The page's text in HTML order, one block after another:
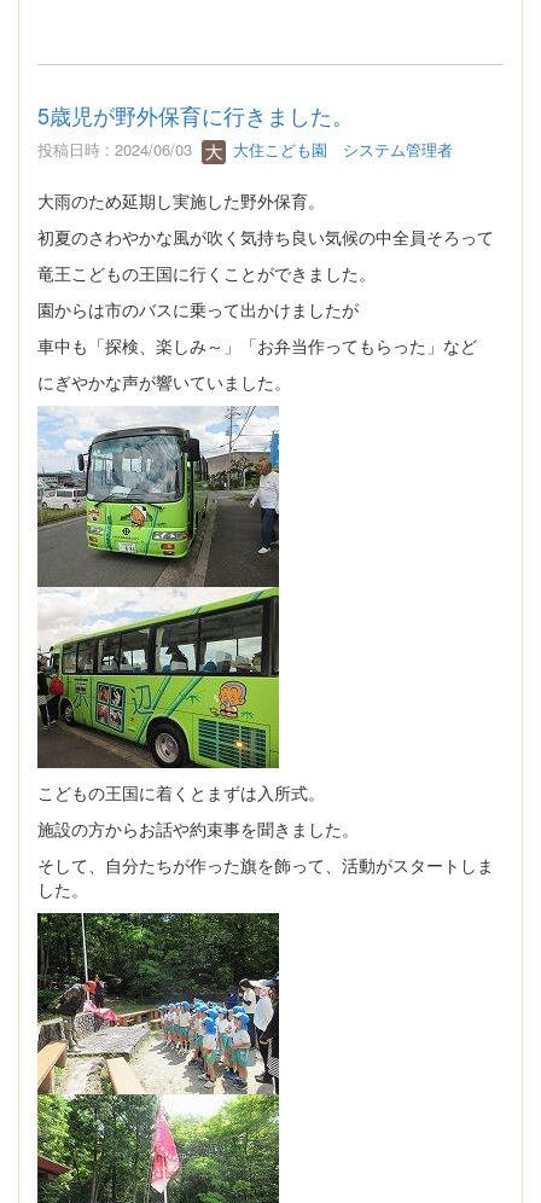
5歳児が野外保育に行きました。
投稿日時 : 2024/06/03 大住こども園 システム管理者
大雨のため延期し実施した野外保育。
初夏のさわやかな風が吹く気持ち良い気候の中全員そろって
竜王こどもの王国に行くことができました。
園からは市のバスに乗って出かけましたが
車中も「探検、楽しみ～」「お弁当作ってもらった」など
にぎやかな声が響いていました。
こどもの王国に着くとまずは入所式。
施設の方からお話や約束事を聞きました。
そして、自分たちが作った旗を飾って、活動がスタートしま
した。